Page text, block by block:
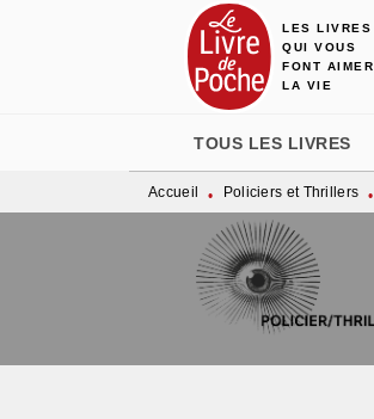
MENU RECHERCHE
LES LIVRES
QUI VOUS
FONT AIMER
LA VIE
TOUS LES LIVRES
Accueil • Policiers et Thrillers •